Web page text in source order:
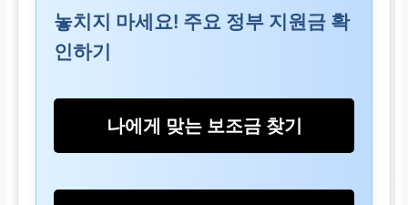
놓치지 마세요! 주요 정부 지원금 확
인하기
나에게 맞는 보조금 찾기